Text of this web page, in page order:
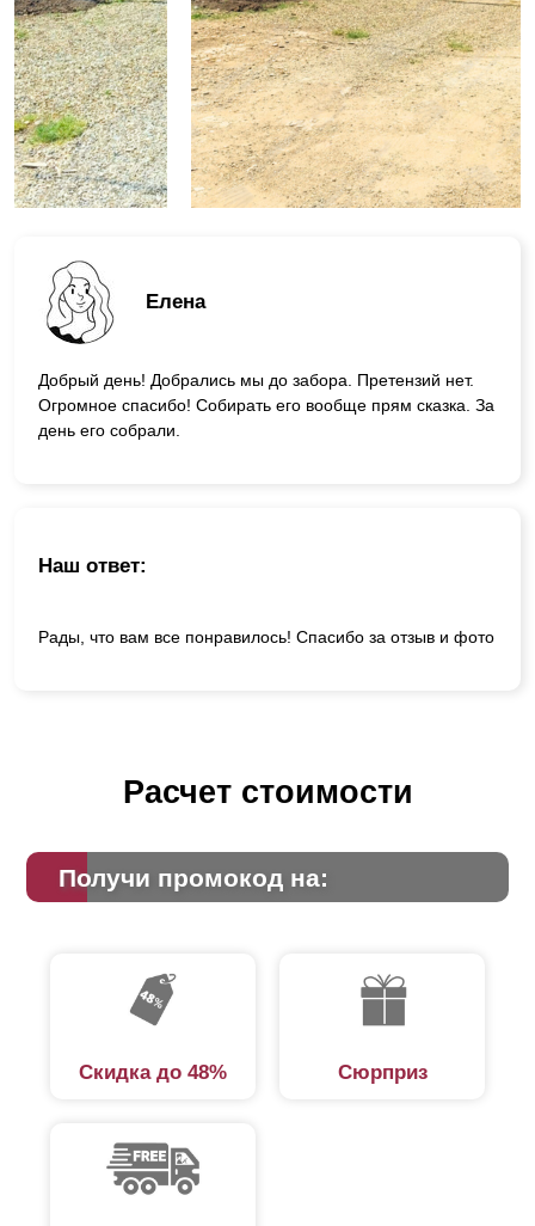
Елена
Добрый день! Добрались мы до забора. Претензий нет.
Огромное спасибо! Собирать его вообще прям сказка. За
день его собрали.
Наш ответ:
Рады, что вам все понравилось! Спасибо за отзыв и фото
Расчет стоимости
Получи промокод на:
Скидка до 48% Сюрприз